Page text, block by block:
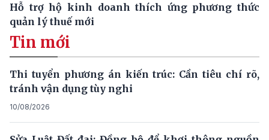
Hỗ trợ hộ kinh doanh thích ứng phương thức
quản lý thuế mới
Tin mới
Thi tuyển phương án kiến trúc: Cần tiêu chí rõ,
tránh vận dụng tùy nghi
10/08/2026